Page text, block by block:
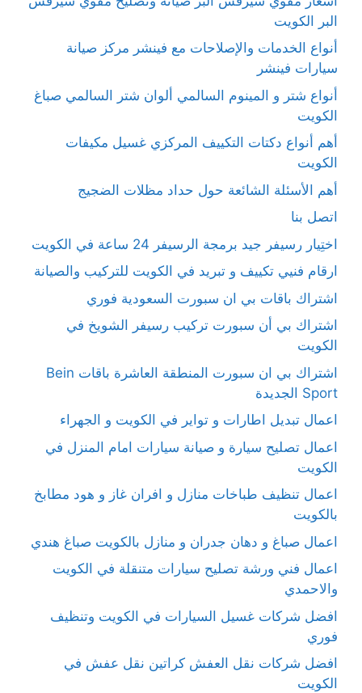
البر الكويت
أنواع الخدمات والإصلاحات مع فينشر مركز صيانة
سيارات فينشر
أنواع شتر و المينوم السالمي ألوان شتر السالمي صباغ
الكويت
أهم أنواع دكتات التكييف المركزي غسيل مكيفات
الكويت
أهم الأسئلة الشائعة حول حداد مظلات الضجيج
اتصل بنا
اختِيار رسيفر جيد برمجة الرسيفر 24 ساعة في الكويت
ارقام فنيي تكييف و تبريد في الكويت للتركيب والصيانة
اشتراك باقات بي ان سبورت السعودية فوري
اشتراك بي أن سبورت تركيب رسيفر الشويخ في
الكويت
اشتراك بي ان سبورت المنطقة العاشرة باقات Bein
Sport الجديدة
اعمال تبديل اطارات و تواير في الكويت و الجهراء
اعمال تصليح سيارة و صيانة سيارات امام المنزل في
الكويت
اعمال تنظيف طباخات منازل و افران غاز و هود مطابخ
بالكويت
اعمال صباغ و دهان جدران و منازل بالكويت صباغ هندي
اعمال فني ورشة تصليح سيارات متنقلة في الكويت
والاحمدي
افضل شركات غسيل السيارات في الكويت وتنظيف
فوري
افضل شركات نقل العفش كراتين نقل عفش في
الكويت